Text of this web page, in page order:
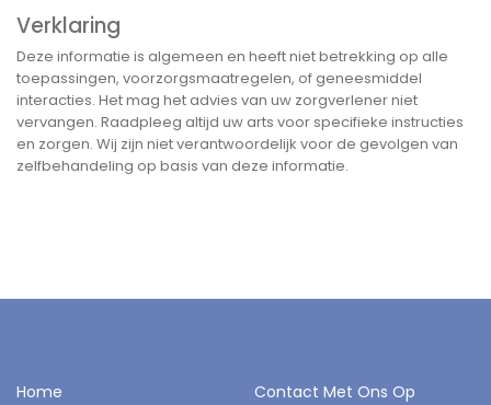
Verklaring
Deze informatie is algemeen en heeft niet betrekking op alle
toepassingen, voorzorgsmaatregelen, of geneesmiddel
interacties. Het mag het advies van uw zorgverlener niet
vervangen. Raadpleeg altijd uw arts voor specifieke instructies
en zorgen. Wij zijn niet verantwoordelijk voor de gevolgen van
zelfbehandeling op basis van deze informatie.
Home
Contact Met Ons Op